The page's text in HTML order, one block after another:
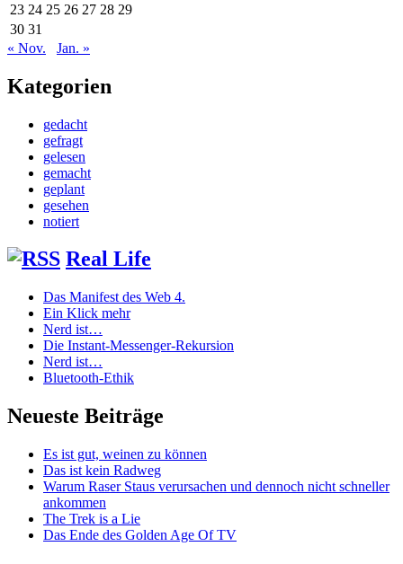
23 24 25 26 27 28 29
30 31
« Nov.
Jan. »
Kategorien
gedacht
gefragt
gelesen
gemacht
geplant
gesehen
notiert
Real Life
Das Manifest des Web 4.
Ein Klick mehr
Nerd ist…
Die Instant-Messenger-Rekursion
Nerd ist…
Bluetooth-Ethik
Neueste Beiträge
Es ist gut, weinen zu können
Das ist kein Radweg
Warum Raser Staus verursachen und dennoch nicht schneller
ankommen
The Trek is a Lie
Das Ende des Golden Age Of TV